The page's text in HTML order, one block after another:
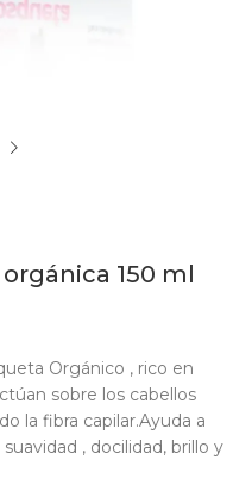
150 ml
Orgánico , rico en
sobre los cabellos
la fibra capilar.Ayuda a
, docilidad, brillo y